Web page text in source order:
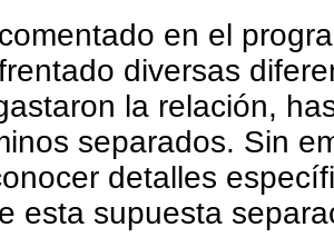
en el
diversas
la relación,
separados. Sin
detalles
esta supuesta